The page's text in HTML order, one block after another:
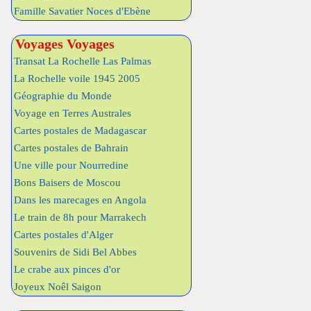
Famille Savatier Noces d'Ebène
Voyages Voyages
Transat La Rochelle Las Palmas
La Rochelle voile 1945 2005
Géographie du Monde
Voyage en Terres Australes
Cartes postales de Madagascar
Cartes postales de Bahrain
Une ville pour Nourredine
Bons Baisers de Moscou
Dans les marecages en Angola
Le train de 8h pour Marrakech
Cartes postales d'Alger
Souvenirs de Sidi Bel Abbes
Le crabe aux pinces d'or
Joyeux Noêl Saigon